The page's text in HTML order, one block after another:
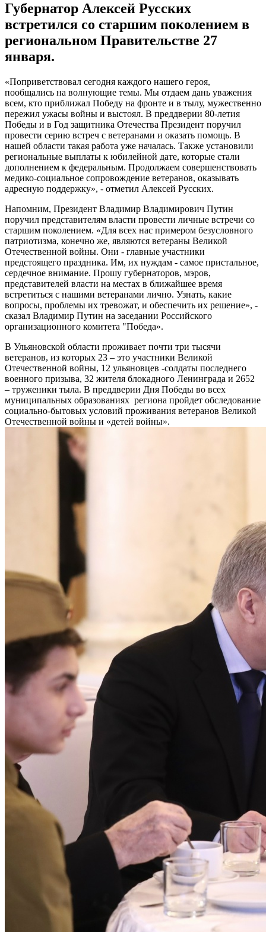
Губернатор Алексей Русских
встретился со старшим поколением в
региональном Правительстве 27
января.
«Поприветствовал сегодня каждого нашего героя,
пообщались на волнующие темы. Мы отдаем дань уважения
всем, кто приближал Победу на фронте и в тылу, мужественно
пережил ужасы войны и выстоял. В преддверии 80-летия
Победы и в Год защитника Отечества Президент поручил
провести серию встреч с ветеранами и оказать помощь. В
нашей области такая работа уже началась. Также установили
региональные выплаты к юбилейной дате, которые стали
дополнением к федеральным. Продолжаем совершенствовать
медико-социальное сопровождение ветеранов, оказывать
адресную поддержку», - отметил Алексей Русских.
Напомним, Президент Владимир Владимирович Путин
поручил представителям власти провести личные встречи со
старшим поколением. «Для всех нас примером безусловного
патриотизма, конечно же, являются ветераны Великой
Отечественной войны. Они - главные участники
предстоящего праздника. Им, их нуждам - самое пристальное,
сердечное внимание. Прошу губернаторов, мэров,
представителей власти на местах в ближайшее время
встретиться с нашими ветеранами лично. Узнать, какие
вопросы, проблемы их тревожат, и обеспечить их решение», -
сказал Владимир Путин на заседании Российского
организационного комитета "Победа».
В Ульяновской области проживает почти три тысячи
ветеранов, из которых 23 – это участники Великой
Отечественной войны, 12 ульяновцев -солдаты последнего
военного призыва, 32 жителя блокадного Ленинграда и 2652
– труженики тыла. В преддверии Дня Победы во всех
муниципальных образованиях региона пройдет обследование
социально-бытовых условий проживания ветеранов Великой
Отечественной войны и «детей войны».